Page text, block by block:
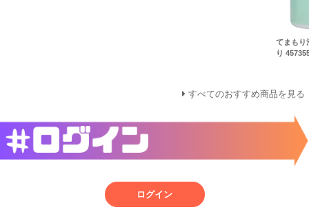
てまも
り
すべてのおすすめ商品を見る
ログイン